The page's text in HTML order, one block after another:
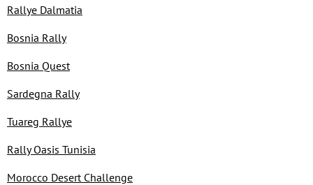
Rallye Dalmatia
Bosnia Rally
Bosnia Quest
Sardegna Rally
Tuareg Rallye
Rally Oasis Tunisia
Morocco Desert Challenge